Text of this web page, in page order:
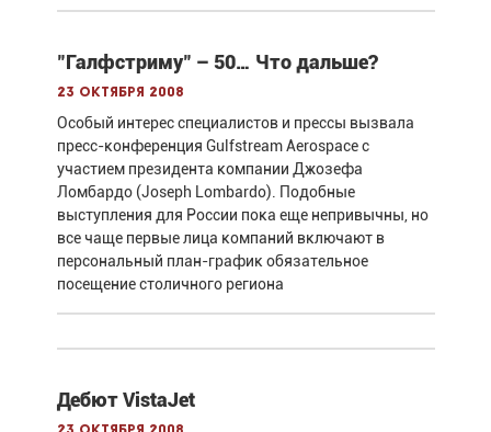
"Галфстриму" – 50… Что дальше?
23 октября 2008
Особый интерес специалистов и прессы вызвала
пресс-конференция Gulfstream Aerospace с
участием президента компании Джозефа
Ломбардо (Joseph Lombardo). Подобные
выступления для России пока еще непривычны, но
все чаще первые лица компаний включают в
персональный план-график обязательное
посещение столичного региона
Дебют VistaJet